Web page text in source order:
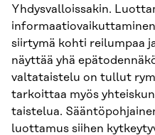
Yhdysvalloissakin.
siirtymä kohti reilumpaa
näyttää yhä
valtataistelu on tullut
tarkoittaa myös
taistelua.
luottamus siihen